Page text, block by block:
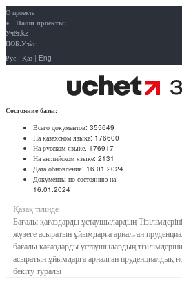
О проекте
Наши проекты:
Учёт.kz
ПОБ.Учёт
Рус | Қаз | Eng
Состояние базы:
Всего документов: 355649
На казахском языке: 176600
На русском языке: 176917
На английском языке: 2131
Дата обновления: 16.01.2024
Документы по состоянию на:
16.01.2024
Қазақ тілінде
Бағалы қағаздарды ұстаушылардың
жүзеге асыратын ұйымдарға арналған
бағалы қағаздарды ұстаушылардың
асыратын ұйымдарға арналған пруденциалдық
бекіту туралы